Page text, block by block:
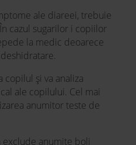
ale diareei, trebuie
cazul sugarilor i copiilor
la medic deoarece
și va analiza
ale copilului. Cel mai
anumitor teste de
exclude anumite boli